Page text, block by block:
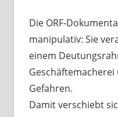
Die
manipulativ: Sie
einem
Gefahren.
Damit verschiebt